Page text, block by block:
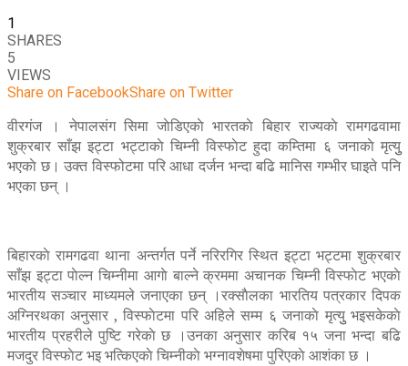
1
SHARES
5
VIEWS
Share on FacebookShare on Twitter
वीरगंज । नेपालसंग सिमा जाेडिएकाे भारतकाे बिहार राज्यकाे रामगढवामा
शुक्रबार साँझ इट्टा भट्टाकाे चिम्नी विस्फाेट हुदा कम्तिमा ६ जनाकाे मृत्युु
भएकाे छ। उक्त विस्फोटमा परि आधा दर्जन भन्दा बढि मानिस गम्भीर घाइते पनि
भएका छन् ।
बिहारकाे रामगढवा थाना अन्तर्गत पर्ने नरिरगिर स्थित इट्टा भट्टमा शुक्रबार
साँझ इट्टा पाेल्न चिम्नीमा आगाे बाल्ने क्रममा अचानक चिम्नी विस्फाेट भएकाे
भारतीय सञ्चार माध्यमले जनाएका छन् ।रक्साैलका भारतिय पत्रकार दिपक
अग्निरथका अनुसार , विस्फाेटमा परि अहिले सम्म ६ जनाकाे मृत्युु भइसकेकाे
भारतीय प्रहरीले पुष्टि गरेकाे छ ।उनका अनुसार करिब १५ जना भन्दा बढि
मजदुर विस्फाेट भइ भत्किएकाे चिम्नीकाे भग्नावशेषमा पुरिएकाे आशंका छ ।